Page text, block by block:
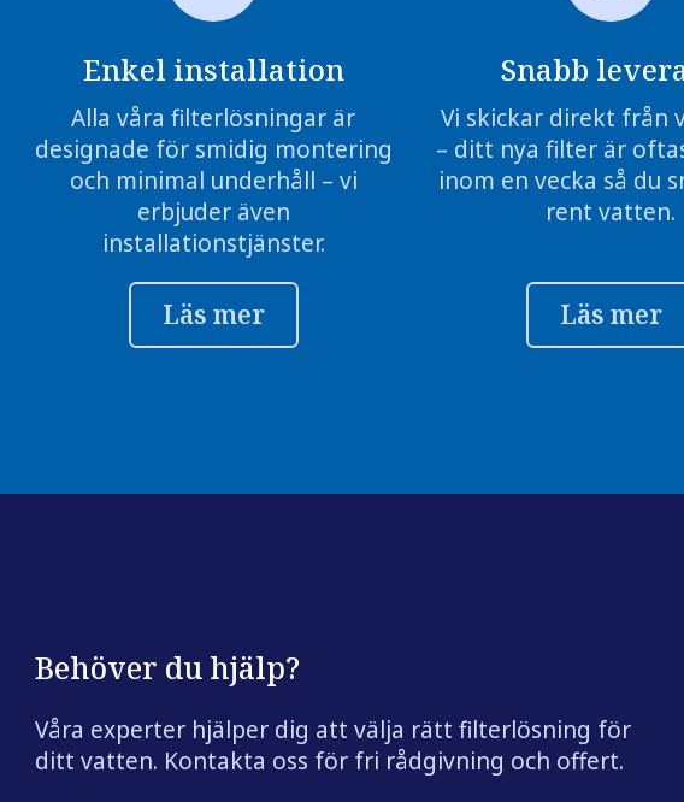
Enkel installation
Alla våra filterlösningar är
designade för smidig montering
och minimal underhåll – vi
erbjuder även
installationstjänster.
Läs mer
Snabb
Vi skickar direkt från
– ditt nya filter är
inom en vecka så du
rent vatten.
Läs mer
Behöver du hjälp?
Våra experter hjälper dig att välja rätt filterlösning för
ditt vatten. Kontakta oss för fri rådgivning och offert.